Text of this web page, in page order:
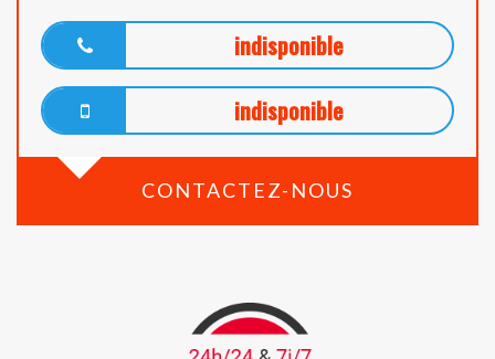
indisponible
indisponible
CONTACTEZ-NOUS